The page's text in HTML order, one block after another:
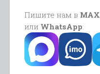
Пишите нам в MAX
или WhatsApp: